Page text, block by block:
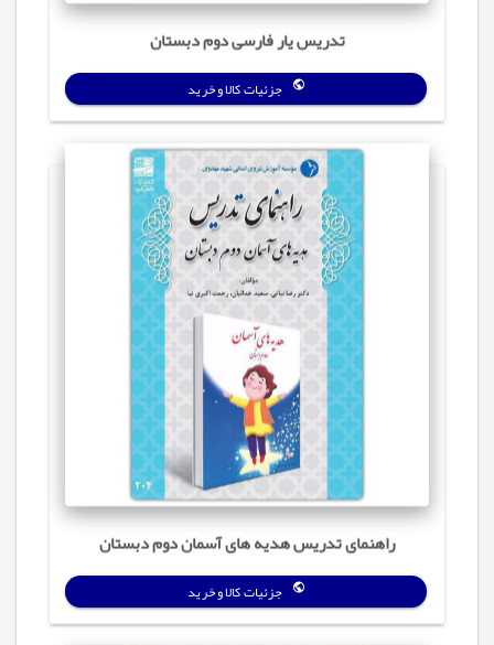
تدریس‌ یار فارسی دوم دبستان
جزئیات کالا و خرید
راهنمای تدریس هدیه های آسمان دوم دبستان
جزئیات کالا و خرید